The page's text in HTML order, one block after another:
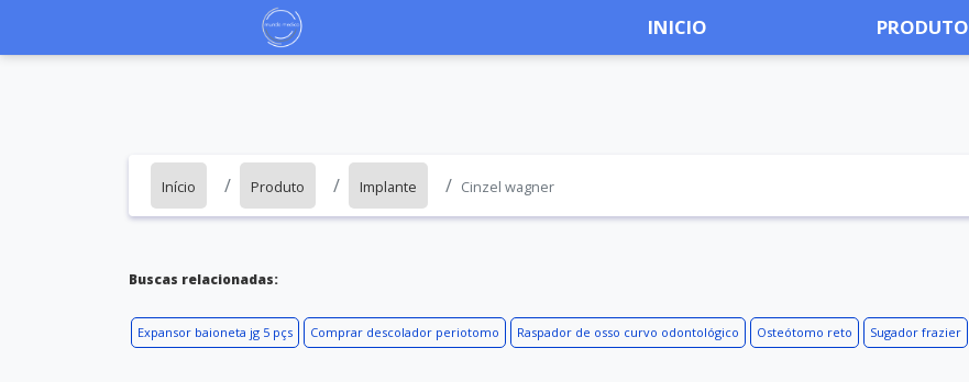
INICIO PRODUTO
Início Produto Implante Cinzel wagner
Buscas relacionadas:
Expansor baioneta jg 5 pçs Comprar descolador periotomo Raspador de osso curvo odontológico Osteótomo reto Sugador frazier